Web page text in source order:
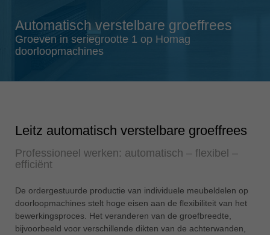
Slovenija
slovenski
türkçe
english
Việt Nam
tiếng việt
Automatisch verstelbare groeffrees
Groeven in seriegrootte 1 op Homag
doorloopmachines
Leitz automatisch verstelbare groeffrees
Professioneel werken: automatisch – flexibel –
efficiënt
De ordergestuurde productie van individuele meubeldelen op
doorloopmachines stelt hoge eisen aan de flexibiliteit van het
bewerkingsproces. Het veranderen van de groefbreedte,
bijvoorbeeld voor verschillende dikten van de achterwanden,